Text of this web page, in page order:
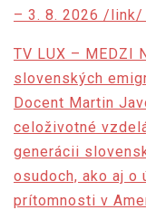
– 3. 8. 2026 /link/
TV LUX – MEDZI
slovenských
Docent Martin
celoživotné
generácii
osudoch, ako aj o
prítomnosti v